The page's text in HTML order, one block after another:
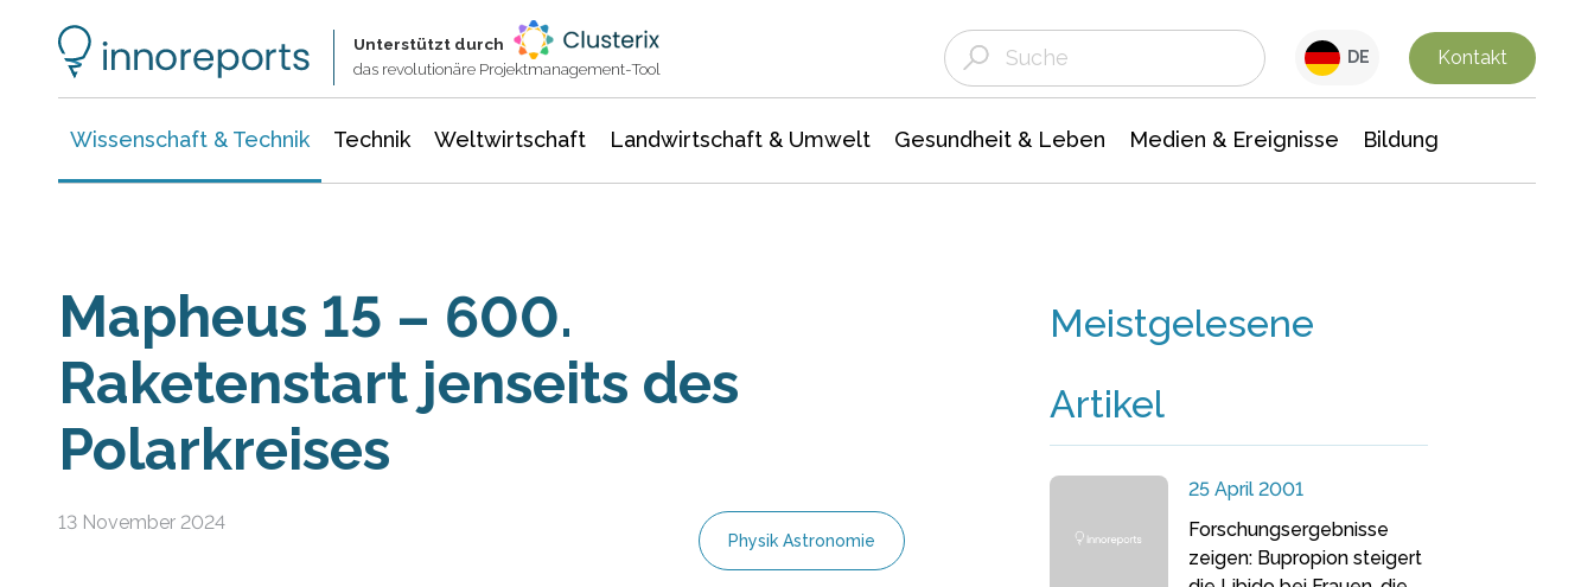
Unterstützt durch
das revolutionäre Projektmanagement-Tool
DE Kontakt
Wissenschaft & Technik Technik Weltwirtschaft Landwirtschaft & Umwelt Gesundheit & Leben Medien & Ereignisse Bildung
Mapheus 15 – 600.
Raketenstart jenseits des
Polarkreises
13 November 2024
Physik Astronomie
Meistgelesene
Artikel
25 April 2001
Forschungsergebnisse
zeigen: Bupropion steigert